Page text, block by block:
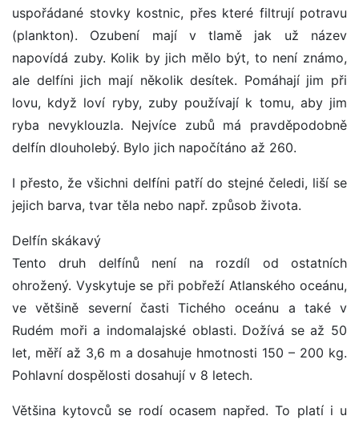
uspořádané stovky kostnic, přes které filtrují potravu
(plankton). Ozubení mají v tlamě jak už název
napovídá zuby. Kolik by jich mělo být, to není známo,
ale delfíni jich mají několik desítek. Pomáhají jim při
lovu, když loví ryby, zuby používají k tomu, aby jim
ryba nevyklouzla. Nejvíce zubů má pravděpodobně
delfín dlouholebý. Bylo jich napočítáno až 260.
I přesto, že všichni delfíni patří do stejné čeledi, liší se
jejich barva, tvar těla nebo např. způsob života.
Delfín skákavý
Tento druh delfínů není na rozdíl od ostatních
ohrožený. Vyskytuje se při pobřeží Atlanského oceánu,
ve většině severní časti Tichého oceánu a také v
Rudém moři a indomalajské oblasti. Dožívá se až 50
let, měří až 3,6 m a dosahuje hmotnosti 150 – 200 kg.
Pohlavní dospělosti dosahují v 8 letech.
Většina kytovců se rodí ocasem napřed. To platí i u